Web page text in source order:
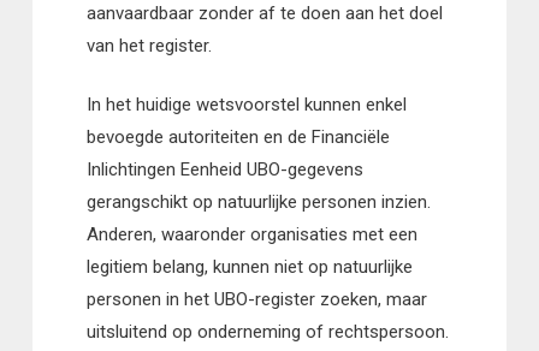
aanvaardbaar zonder af te doen aan het doel
van het register.
In het huidige wetsvoorstel kunnen enkel
bevoegde autoriteiten en de Financiële
Inlichtingen Eenheid UBO-gegevens
gerangschikt op natuurlijke personen inzien.
Anderen, waaronder organisaties met een
legitiem belang, kunnen niet op natuurlijke
personen in het UBO-register zoeken, maar
uitsluitend op onderneming of rechtspersoon.